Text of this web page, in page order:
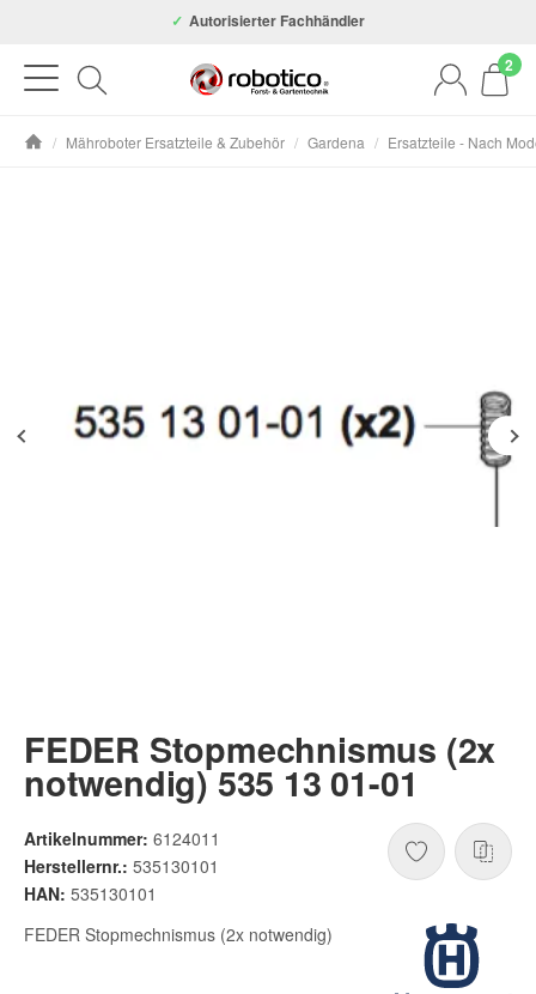
Autorisierter Fachhändler
2
/ Mähroboter Ersatzteile & Zubehör / Gardena / Ersatzteile - Nach
FEDER Stopmechnismus (2x
notwendig) 535 13 01-01
Artikelnummer: 6124011
Herstellernr.: 535130101
HAN: 535130101
FEDER Stopmechnismus (2x notwendig)